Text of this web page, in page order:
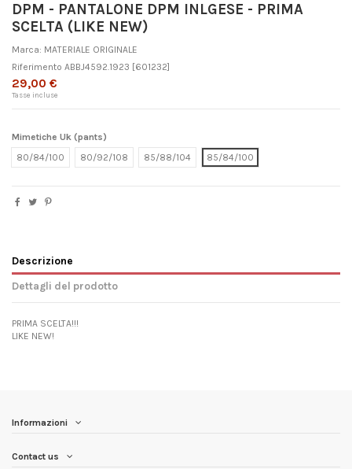
DPM - PANTALONE DPM INLGESE - PRIMA
SCELTA (LIKE NEW)
Marca: MATERIALE ORIGINALE
Riferimento ABBJ4592.1923 [601232]
29,00 €
Tasse incluse
Mimetiche Uk (pants)
80/84/100
80/92/108 85/88/104 85/84/100
Descrizione
Dettagli del prodotto
PRIMA SCELTA!!!
LIKE NEW!
Informazioni
Contact us